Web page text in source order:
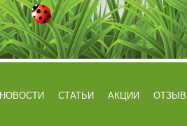
НОВОСТИ СТАТЬИ АКЦИИ